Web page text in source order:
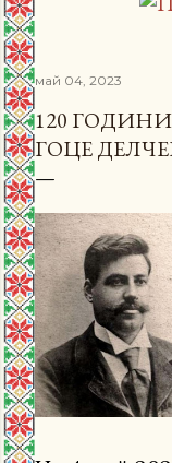
май 04, 2023
120
ГОЦЕ